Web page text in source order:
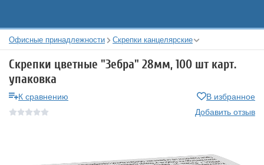
Офисные принадлежности Скрепки канцелярские
Скрепки цветные "Зебра" 28мм, 100 шт карт.
упаковка
К сравнению
В избранное
Добавить отзыв